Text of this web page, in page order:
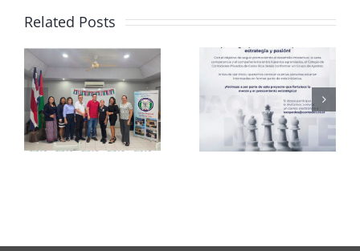
Related Posts
Club de
Ajedrez
CCPCR
Informa